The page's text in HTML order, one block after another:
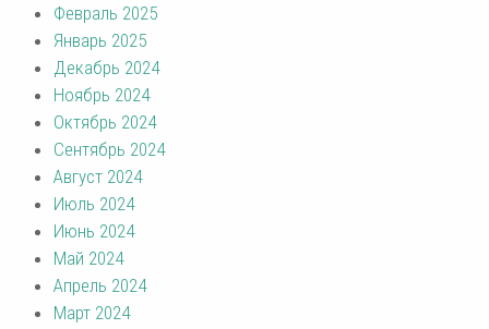
Февраль 2025
Январь 2025
Декабрь 2024
Ноябрь 2024
Октябрь 2024
Сентябрь 2024
Август 2024
Июль 2024
Июнь 2024
Май 2024
Апрель 2024
Март 2024